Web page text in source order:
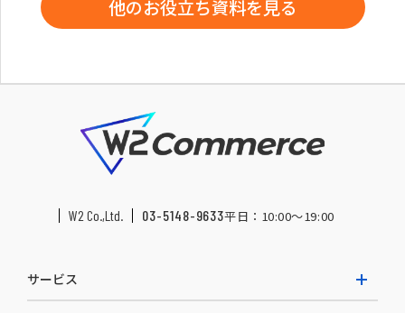
他のお役立ち資料を見る
W2 Co.,Ltd. 03-5148-9633平日：10:00〜19:00
サービス